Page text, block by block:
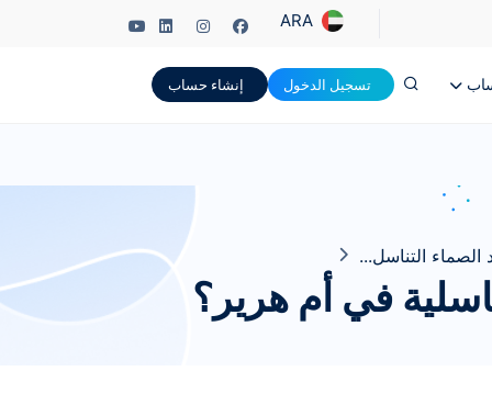
ARA
تسجيل الدخول إنشاء حساب
التناسل...
في أم هرير؟